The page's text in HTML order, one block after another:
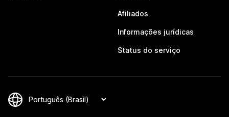
Afiliados
Informações jurídicas
Status do serviço